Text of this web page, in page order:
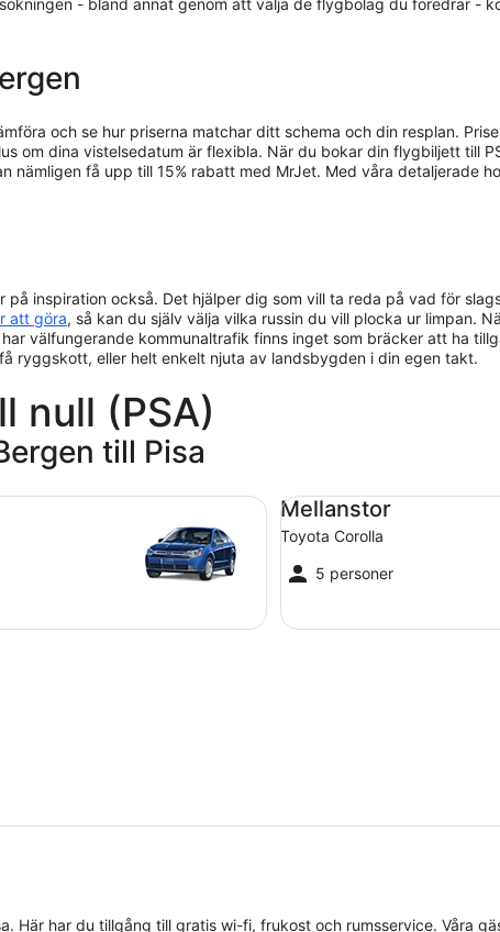
och se hur priserna matchar ditt schema och din resplan.
dina vistelsedatum är flexibla. När du bokar din flygbiljett till
få upp till 15% rabatt med MrJet. Med våra detaljerade
inspiration också. Det hjälper dig som vill ta reda på vad för
att göra, så kan du själv välja vilka russin du vill plocka ur limpan.
välfungerande kommunaltrafik finns inget som bräcker att ha
ryggskott, eller helt enkelt njuta av landsbygden i din egen takt.
null (PSA)
till Pisa
Mellanstor
Toyota Corolla
5 personer
Mellanstor Toyota Corolla
Här har du tillgång till gratis wi-fi, frukost och rumsservice. Våra